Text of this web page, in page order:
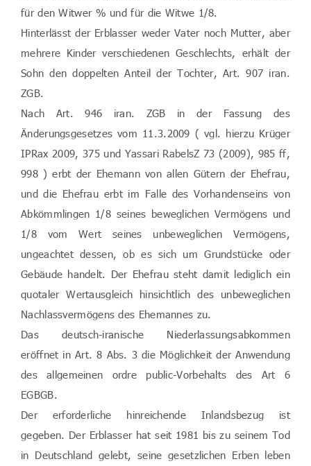
für den Witwer % und für die Witwe 1/8.
Hinterlässt der Erblasser weder Vater noch Mutter, aber
mehrere Kinder verschiedenen Geschlechts, erhält der
Sohn den doppelten Anteil der Tochter, Art. 907 iran.
ZGB.
Nach Art. 946 iran. ZGB in der Fassung des
Änderungsgesetzes vom 11.3.2009 ( vgl. hierzu Krüger
IPRax 2009, 375 und Yassari RabelsZ 73 (2009), 985 ff,
998 ) erbt der Ehemann von allen Gütern der Ehefrau,
und die Ehefrau erbt im Falle des Vorhandenseins von
Abkömmlingen 1/8 seines beweglichen Vermögens und
1/8 vom Wert seines unbeweglichen Vermögens,
ungeachtet dessen, ob es sich um Grundstücke oder
Gebäude handelt. Der Ehefrau steht damit lediglich ein
quotaler Wertausgleich hinsichtlich des unbeweglichen
Nachlassvermögens des Ehemannes zu.
Das deutsch-iranische Niederlassungsabkommen
eröffnet in Art. 8 Abs. 3 die Möglichkeit der Anwendung
des allgemeinen ordre public-Vorbehalts des Art 6
EGBGB.
Der erforderliche hinreichende Inlandsbezug ist
gegeben. Der Erblasser hat seit 1981 bis zu seinem Tod
in Deutschland gelebt, seine gesetzlichen Erben leben